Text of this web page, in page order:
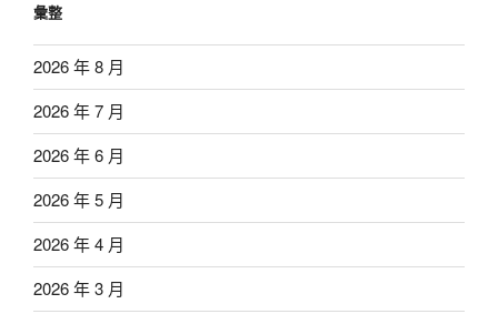
彙整
2026 年 8 月
2026 年 7 月
2026 年 6 月
2026 年 5 月
2026 年 4 月
2026 年 3 月